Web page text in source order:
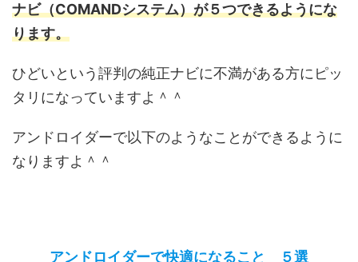
ナビ（COMANDシステム）が５つできるようにな
ります。
ひどいという評判の純正ナビに不満がある方にピッ
タリになっていますよ＾＾
アンドロイダーで以下のようなことができるように
なりますよ＾＾
アンドロイダーで快適になること ５選